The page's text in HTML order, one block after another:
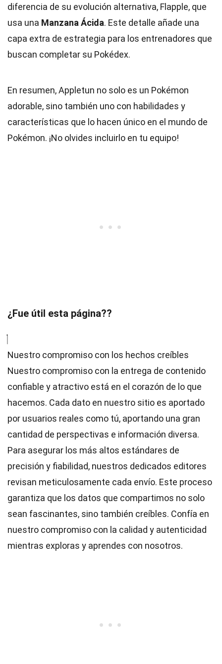
diferencia de su evolución alternativa, Flapple, que
usa una Manzana Ácida. Este detalle añade una
capa extra de estrategia para los entrenadores que
buscan completar su Pokédex.
En resumen, Appletun no solo es un Pokémon
adorable, sino también uno con habilidades y
características que lo hacen único en el mundo de
Pokémon. ¡No olvides incluirlo en tu equipo!
¿Fue útil esta página??
Nuestro compromiso con los hechos creíbles
Nuestro compromiso con la entrega de contenido
confiable y atractivo está en el corazón de lo que
hacemos. Cada dato en nuestro sitio es aportado
por usuarios reales como tú, aportando una gran
cantidad de perspectivas e información diversa.
Para asegurar los más altos estándares de
precisión y fiabilidad, nuestros dedicados editores
revisan meticulosamente cada envío. Este proceso
garantiza que los datos que compartimos no solo
sean fascinantes, sino también creíbles. Confía en
nuestro compromiso con la calidad y autenticidad
mientras exploras y aprendes con nosotros.